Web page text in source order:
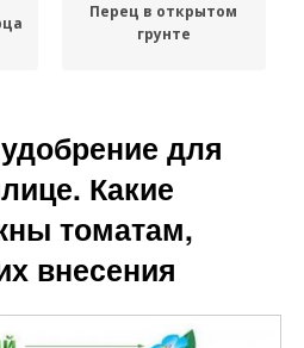
Перец в открытом
грунте
для
Какие
томатам,
внесения